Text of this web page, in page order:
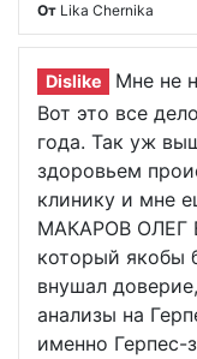
От Lika Chernika
Dislike
Мне не
Вот это все
года. Так уж
здоровьем
клинику и мне
МАКАРОВ ОЛЕГ
который якобы
внушал
анализы на
именно Герпес-